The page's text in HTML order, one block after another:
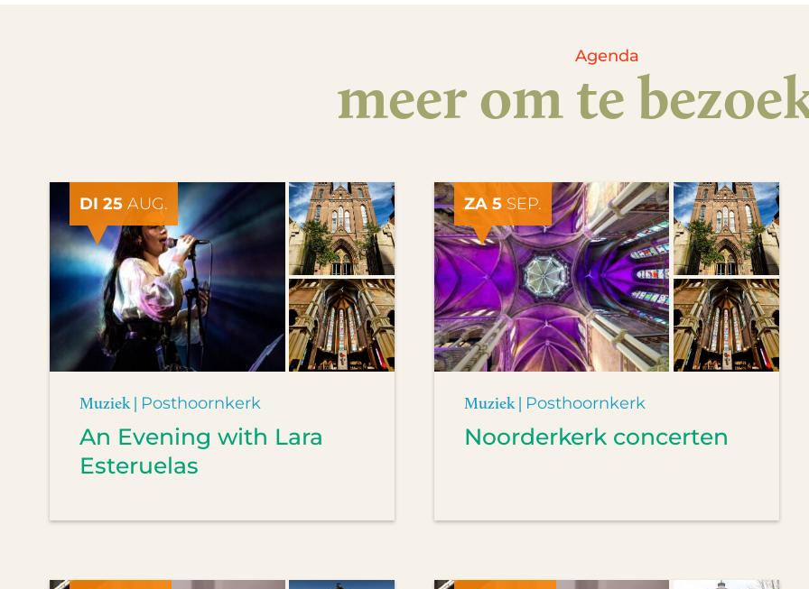
Agenda
meer om te
DI 25 AUG.
Muziek | Posthoornkerk
An Evening with Lara
Esteruelas
ZA 5SEP.
Muziek | Posthoornkerk
Noorderkerk concerten